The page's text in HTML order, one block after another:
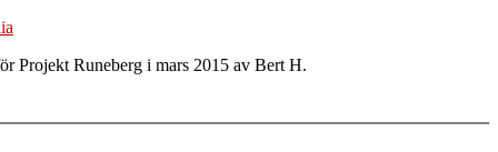
Projekt Runeberg i mars 2015 av Bert H.